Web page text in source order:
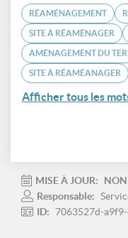
RÉAMÉNAGEMENT
SITE À RÉAMÉNAGER
AMÉNAGEMENT DU
SITE À RÉAMÉANAGER
Afficher tous les
MISE À JOUR:
NON
Responsable:
ID:
7063527d-